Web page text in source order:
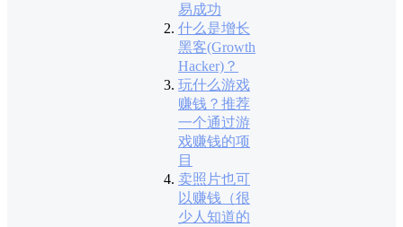
易成功
什么是增长
黑客(Growth
Hacker)？
玩什么游戏
赚钱？推荐
一个通过游
戏赚钱的项
目
卖照片也可
以赚钱（很
少人知道的